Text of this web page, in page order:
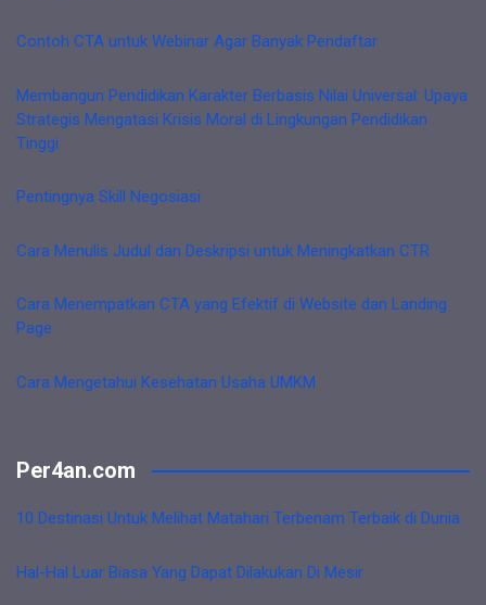
Contoh CTA untuk Webinar Agar Banyak Pendaftar
Membangun Pendidikan Karakter Berbasis Nilai Universal: Upaya
Strategis Mengatasi Krisis Moral di Lingkungan Pendidikan
Tinggi
Pentingnya Skill Negosiasi
Cara Menulis Judul dan Deskripsi untuk Meningkatkan CTR
Cara Menempatkan CTA yang Efektif di Website dan Landing
Page
Cara Mengetahui Kesehatan Usaha UMKM
Per4an.com
10 Destinasi Untuk Melihat Matahari Terbenam Terbaik di Dunia
Hal-Hal Luar Biasa Yang Dapat Dilakukan Di Mesir